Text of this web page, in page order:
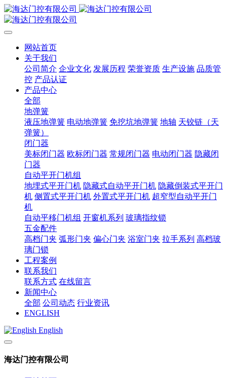
网站首页
关于我们
公司简介 企业文化 发展历程 荣誉资质 生产设施 品质管
控 产品认证
产品中心
全部
地弹簧
液压地弹簧 电动地弹簧 免挖坑地弹簧 地轴 天铰链（天
弹簧）
闭门器
美标闭门器 欧标闭门器 常规闭门器 电动闭门器 隐藏闭
门器
自动平开门机组
地埋式平开门机 隐藏式自动平开门机 隐藏倒装式平开门
机 侧置式平开门机 外置式平开门机 超窄型自动平开门
机
自动平移门机组 开窗机系列 玻璃指纹锁
五金配件
高档门夹 弧形门夹 偏心门夹 浴室门夹 拉手系列 高档玻
璃门锁
工程案例
联系我们
联系方式 在线留言
新闻中心
全部 公司动态 行业资讯
ENGLISH
English
海达门控有限公司